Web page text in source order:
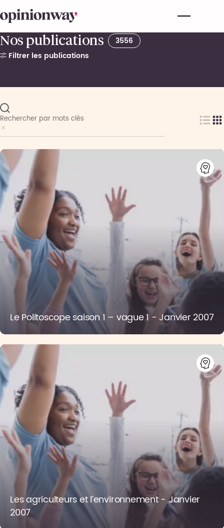
Nos publications
3556
Filtrer les publications
Le Politoscope saison 1 – vague 1 - Janvier 2007
Les agriculteurs et l’environnement - Janvier
2007